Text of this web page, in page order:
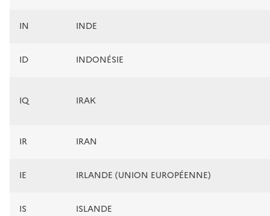
IN INDE
ID INDONÉSIE
IQ IRAK
IR IRAN
IE IRLANDE (UNION EUROPÉENNE)
IS ISLANDE